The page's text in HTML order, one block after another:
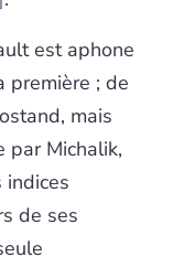
est aphone
première ; de
mais
par Michalik,
indices
de ses